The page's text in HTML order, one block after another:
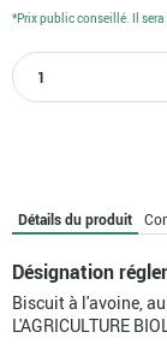
quantité
de
PEPITES
DE
CHOCOLAT
*Prix public conseillé. Il
Détails du produit
Désignation
Biscuit à l'avoine,
L'AGRICULTURE